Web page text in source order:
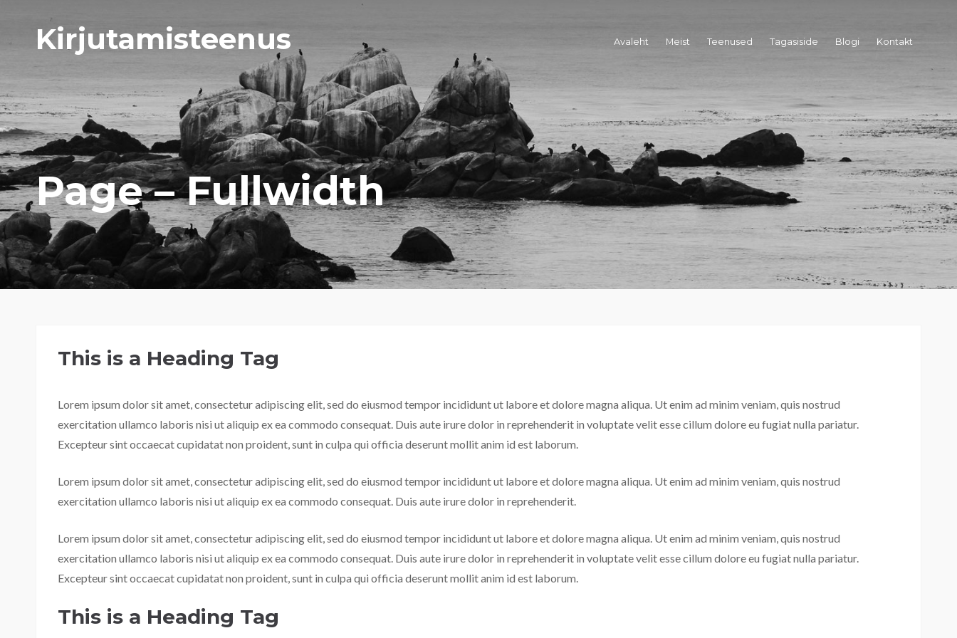
Kirjutamisteenus Avaleht Meist Teenused Tagasiside Blogi Kontakt
Page – Fullwidth
This is a Heading Tag
Lorem ipsum dolor sit amet, consectetur adipiscing elit, sed do eiusmod tempor incididunt ut labore et dolore magna aliqua. Ut enim ad minim veniam, quis nostrud
exercitation ullamco laboris nisi ut aliquip ex ea commodo consequat. Duis aute irure dolor in reprehenderit in voluptate velit esse cillum dolore eu fugiat nulla pariatur.
Excepteur sint occaecat cupidatat non proident, sunt in culpa qui officia deserunt mollit anim id est laborum.
Lorem ipsum dolor sit amet, consectetur adipiscing elit, sed do eiusmod tempor incididunt ut labore et dolore magna aliqua. Ut enim ad minim veniam, quis nostrud
exercitation ullamco laboris nisi ut aliquip ex ea commodo consequat. Duis aute irure dolor in reprehenderit.
Lorem ipsum dolor sit amet, consectetur adipiscing elit, sed do eiusmod tempor incididunt ut labore et dolore magna aliqua. Ut enim ad minim veniam, quis nostrud
exercitation ullamco laboris nisi ut aliquip ex ea commodo consequat. Duis aute irure dolor in reprehenderit in voluptate velit esse cillum dolore eu fugiat nulla pariatur.
Excepteur sint occaecat cupidatat non proident, sunt in culpa qui officia deserunt mollit anim id est laborum.
This is a Heading Tag